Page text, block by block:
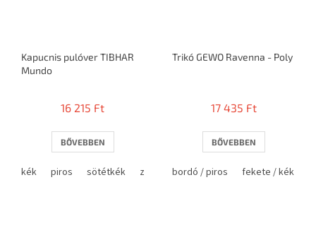
Kapucnis pulóver TIBHAR
Mundo
16 215 Ft
BŐVEBBEN
kék piros sötétkék zöld
Trikó GEWO Ravenna - Poly
17 435 Ft
BŐVEBBEN
bordó / piros fekete / kék